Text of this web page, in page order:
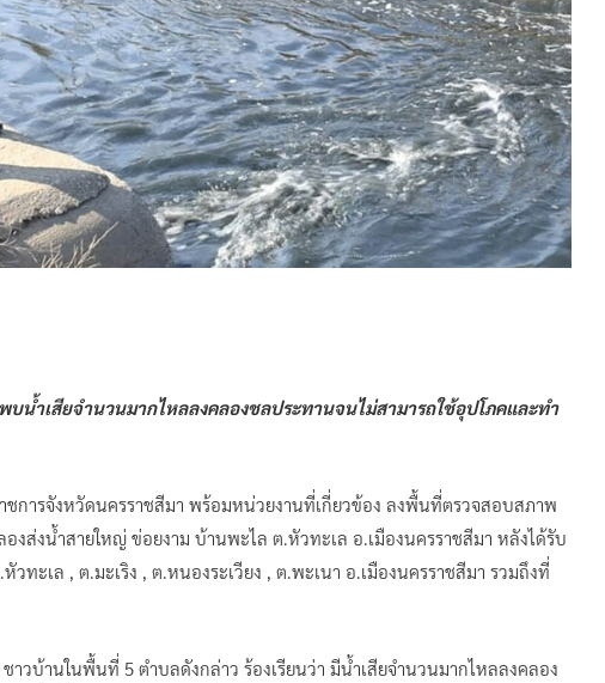
บน้ำเสียจำนวนมากไหลลงคลองชลประทานจนไม่สามารถใช้อุปโภคและทำ
ชการจังหวัดนครราชสีมา พร้อมหน่วยงานที่เกี่ยวข้อง ลงพื้นที่ตรวจสอบสภาพ
งส่งน้ำสายใหญ่ ข่อยงาม บ้านพะไล ต.หัวทะเล อ.เมืองนครราชสีมา หลังได้รับ
วทะเล , ต.มะเริง , ต.หนองระเวียง , ต.พะเนา อ.เมืองนครราชสีมา รวมถึงที่
ชาวบ้านในพื้นที่ 5 ตำบลดังกล่าว ร้องเรียนว่า มีน้ำเสียจำนวนมากไหลลงคลอง